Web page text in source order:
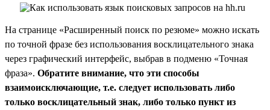
На странице «Расширенный поиск по резюме» можно искать
по точной фразе без использования восклицательного знака
через графический интерфейс, выбрав в подменю «Точная
фраза». Обратите внимание, что эти способы
взаимоисключающие, т.е. следует использовать либо
только восклицательный знак, либо только пункт из